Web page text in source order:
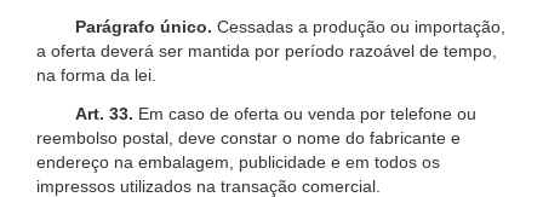
Parágrafo único. Cessadas a produção ou importação,
a oferta deverá ser mantida por período razoável de tempo,
na forma da lei.
Art. 33. Em caso de oferta ou venda por telefone ou
reembolso postal, deve constar o nome do fabricante e
endereço na embalagem, publicidade e em todos os
impressos utilizados na transação comercial.